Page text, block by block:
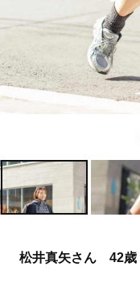
松井真矢さん 42歳